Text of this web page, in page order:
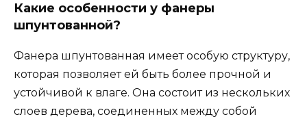
Какие особенности у фанеры
шпунтованной?
Фанера шпунтованная имеет особую структуру,
которая позволяет ей быть более прочной и
устойчивой к влаге. Она состоит из нескольких
слоев дерева, соединенных между собой